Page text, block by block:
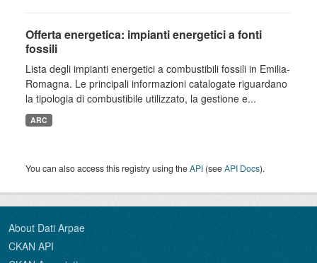
Offerta energetica: impianti energetici a fonti
fossili
Lista degli impianti energetici a combustibili fossili in Emilia-
Romagna. Le principali informazioni catalogate riguardano
la tipologia di combustibile utilizzato, la gestione e...
ARC
You can also access this registry using theAPI (seeAPI Docs).
About Dati Arpae
CKAN API